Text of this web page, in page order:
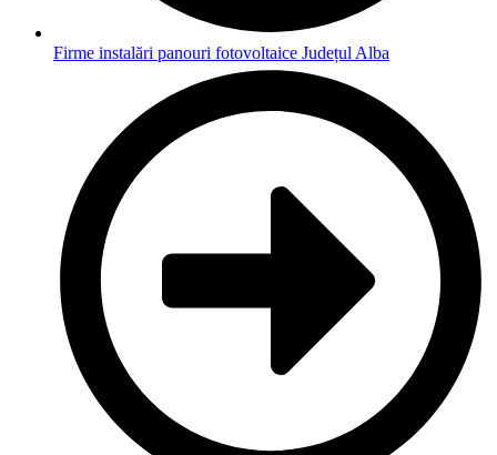
Firme instalări panouri fotovoltaice Județul Alba